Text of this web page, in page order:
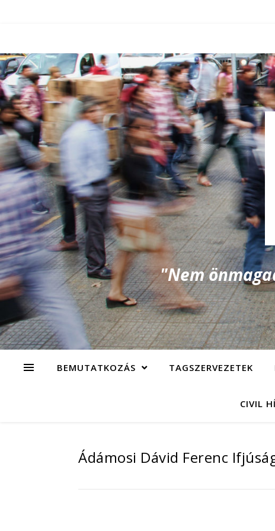
"Nem
BEMUTATKOZÁS TAGSZERVEZETEK
CIVIL
Ádámosi Dávid Ferenc